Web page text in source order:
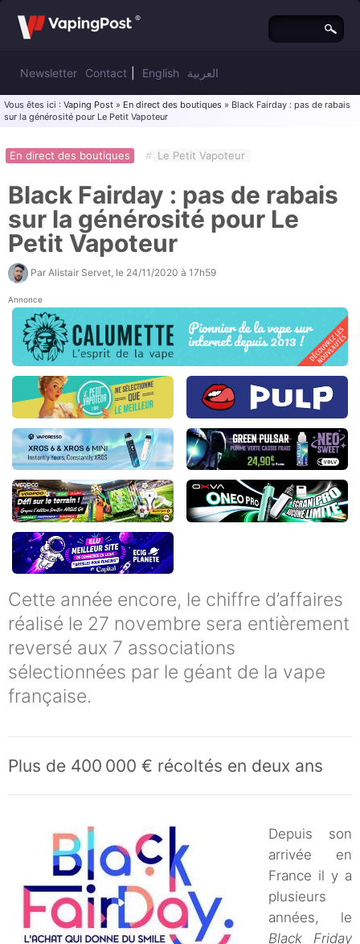
Newsletter Contact English العربية
Vous êtes ici : Vaping Post » En direct des boutiques » Black Fairday : pas de rabais
sur la générosité pour Le Petit Vapoteur
En direct des boutiques # Le Petit Vapoteur
Black Fairday : pas de rabais
sur la générosité pour Le
Petit Vapoteur
Par Alistair Servet , le 24/11/2020 à 17h59
Annonce
Cette année encore, le chiffre d’affaires
réalisé le 27 novembre sera entièrement
reversé aux 7 associations
sélectionnées par le géant de la vape
française.
Plus de 400 000 € récoltés en deux ans
Depuis son
arrivée en
France il y a
plusieurs
années, le
Black Friday